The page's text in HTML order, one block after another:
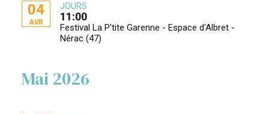
04
AVR
JOURS
11:00
Festival La P'tite Garenne - Espace d'Albret -
Nérac (47)
Mai 2026